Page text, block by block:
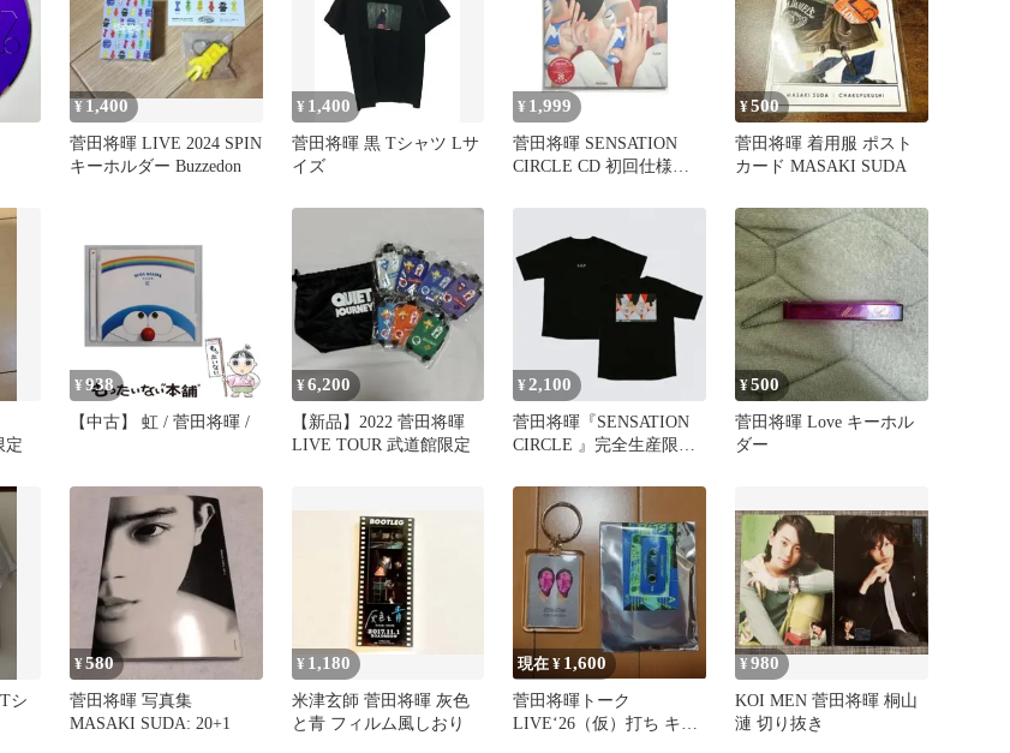
¥1,400
菅田将暉 LIVE 2024 SPIN
キーホルダー Buzzedon
¥ 1,400
菅田将暉 黒 Tシャツ Lサ
イズ
¥ 1,999
菅田将暉 SENSATION
CIRCLE CD 初回仕様限
¥500
菅田将暉 着用服 ポスト
カード MASAKI SUDA
定
¥ 938
【中古】 虹 / 菅田将暉 /
¥6,200
【新品】2022 菅田将暉
LIVE TOUR 武道館限定
¥2,100
菅田将暉『SENSATION
CIRCLE 』完全生産限定
¥500
菅田将暉 Love キーホル
ダー
シ
¥580
菅田将暉 写真集
MASAKI SUDA: 20+1
¥ 1,180
米津玄師 菅田将暉 灰色
と青 フィルム風しおり
現在 ¥ 1,600
菅田将暉トーク
LIVE‘26（仮）打ち キー
¥980
KOI MEN 菅田将暉 桐山
漣 切り抜き